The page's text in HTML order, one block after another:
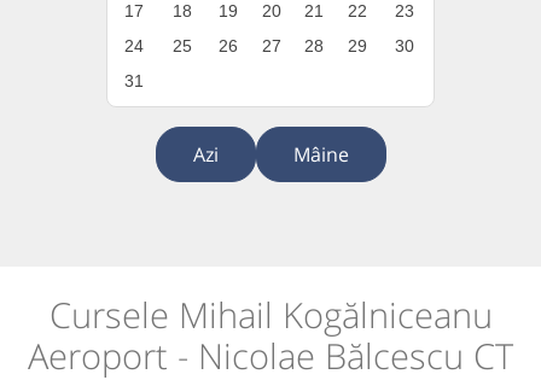
17
18 19 20 21 22
23
24
25 26 27 28 29
30
31
Azi Mâine
Cursele Mihail Kogălniceanu
Aeroport - Nicolae Bălcescu CT